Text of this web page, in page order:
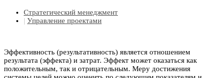
Стратегический менеджмент
| Управление проектами
Эффективность (результативность) является отношением
результата (эффекта) и затрат. Эффект может оказаться как
положительным, так и отрицательным. Меру достижения